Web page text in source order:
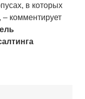
в которых
комментирует